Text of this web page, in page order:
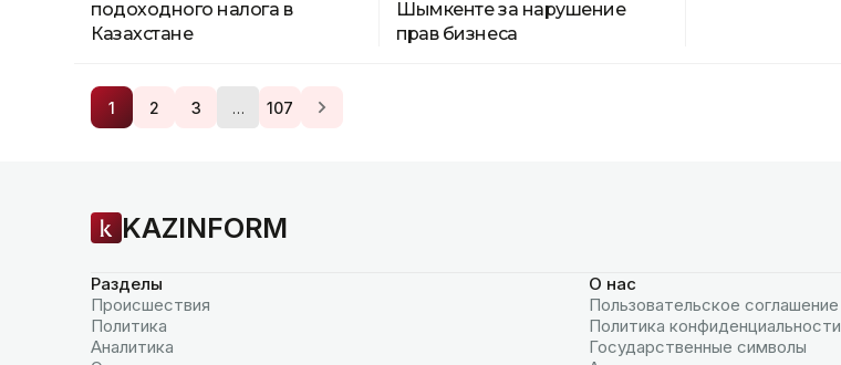
подоходного налога в
Казахстане
Шымкенте за нарушение
прав бизнеса
1 2 3 … 107
KAZINFORM
Разделы
Происшествия
Политика
Аналитика
О нас
Пользовательское соглашение
Политика конфиденциальности
Государственные символы